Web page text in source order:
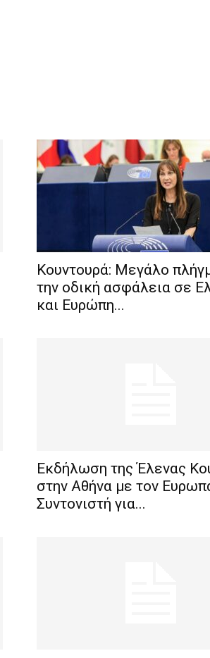
Κουντουρά: Μεγάλο
την οδική ασφάλεια σε
και Ευρώπη...
Eκδήλωση της Έλενας
στην Αθήνα με τον
Συντονιστή για...